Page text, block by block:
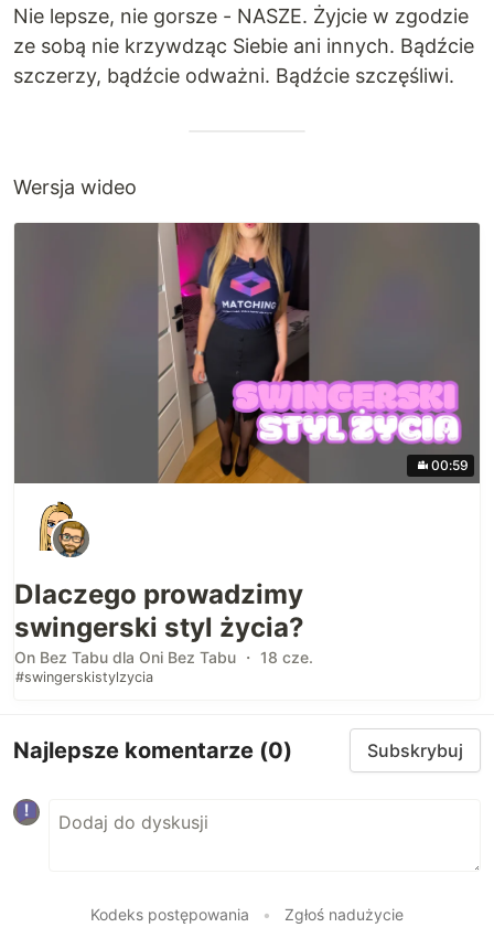
Nie lepsze, nie gorsze - NASZE. Żyjcie w zgodzie
ze sobą nie krzywdząc Siebie ani innych. Bądźcie
szczerzy, bądźcie odważni. Bądźcie szczęśliwi.
Wersja wideo
00:59
Dlaczego prowadzimy
swingerski styl życia?
On Bez Tabu dla Oni Bez Tabu ・ 18 cze.
#swingerskistylzycia
Najlepsze komentarze (0) Subskrybuj
Kodeks postępowania • Zgłoś nadużycie